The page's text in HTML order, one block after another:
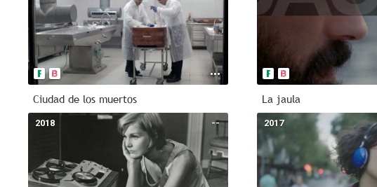
Ciudad de los muertos La jaula
--
2018 2017